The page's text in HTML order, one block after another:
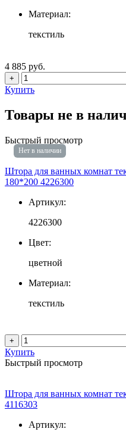
Материал:
текстиль
4 885 руб.
+
Купить
Товары не в
Нет в наличии
Быстрый просмотр
Штора для ванных комнат
180*200 4226300
Артикул:
4226300
Цвет:
цветной
Материал:
текстиль
+
Купить
Быстрый просмотр
Штора для ванных комнат
4116303
Артикул: